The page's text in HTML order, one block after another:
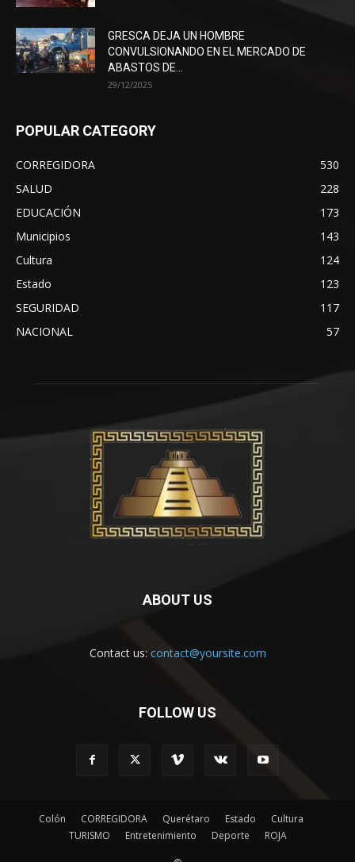
GRESCA DEJA UN HOMBRE
CONVULSIONANDO EN EL MERCADO DE
ABASTOS DE...
29/12/2025
POPULAR CATEGORY
CORREGIDORA
530
SALUD
228
EDUCACIÓN
173
Municipios
143
Cultura
124
Estado
123
SEGURIDAD
117
NACIONAL
57
ABOUT US
Contact us: contact@yoursite.com
FOLLOW US
Colón CORREGIDORA Querétaro Estado
Cultura
TURISMO
Entretenimiento Deporte ROJA